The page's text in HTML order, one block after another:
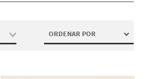
ORDENAR POR